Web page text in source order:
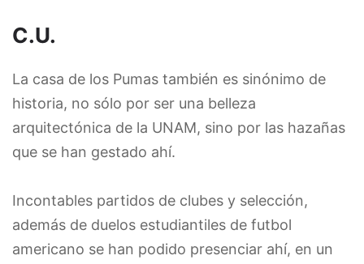
C.U.
La casa de los Pumas también es sinónimo de
historia, no sólo por ser una belleza
arquitectónica de la UNAM, sino por las hazañas
que se han gestado ahí.
Incontables partidos de clubes y selección,
además de duelos estudiantiles de futbol
americano se han podido presenciar ahí, en un